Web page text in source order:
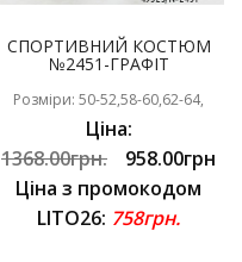
СПОРТИВНИЙ КОСТЮМ
№2451-ГРАФІТ
Розміри: 50-52,58-60,62-64,
Ціна:
1368.00грн.
958.00грн
Ціна з промокодом
LITO26: 758грн.